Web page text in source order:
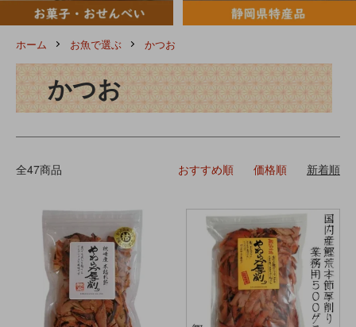
ホーム お魚で選ぶ かつお
かつお
全47商品 おすすめ順 価格順 新着順